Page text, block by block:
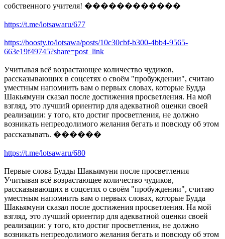
собственного учителя! ������������
https://t.me/lotsawaru/677
https://boosty.to/lotsawa/posts/10c30cbf-b300-4bb4-9565-
663e19f49745?share=post_link
Учитывая всё возрастающее количество чудиков,
рассказывающих в соцсетях о своём "пробуждении", считаю
уместным напомнить вам о первых словах, которые Будда
Шакьямуни сказал после достижения просветления. На мой
взгляд, это лучший ориентир для адекватной оценки своей
реализации: у того, кто достиг просветления, не должно
возникать непреодолимого желания бегать и повсюду об этом
рассказывать. ������
https://t.me/lotsawaru/680
Первые слова Будды Шакьямуни после просветления
Учитывая всё возрастающее количество чудиков,
рассказывающих в соцсетях о своём "пробуждении", считаю
уместным напомнить вам о первых словах, которые Будда
Шакьямуни сказал после достижения просветления. На мой
взгляд, это лучший ориентир для адекватной оценки своей
реализации: у того, кто достиг просветления, не должно
возникать непреодолимого желания бегать и повсюду об этом